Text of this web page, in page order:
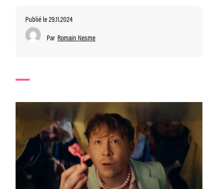
Publié le 29.11.2024
Par Romain Nesme